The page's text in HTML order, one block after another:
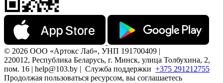
© 2026 ООО «Артокс Лаб», УНП 191700409 |
220012, Республика Беларусь, г. Минск, улица Толбухина, 2,
пом. 16 | help@103.by | Служба поддержки +375 291212755
Продолжая пользоваться ресурсом, вы соглашаетесь